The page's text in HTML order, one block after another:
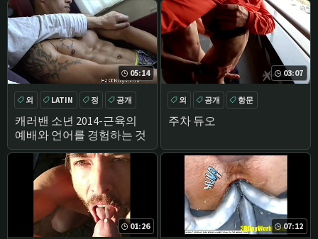
05:14
캐러밴 소년 2014-근육의
예배와 언어를 경험하는 것
외 LATIN 정 공개
03:07
주차 듀오
외 공개 항문
01:26 07:12